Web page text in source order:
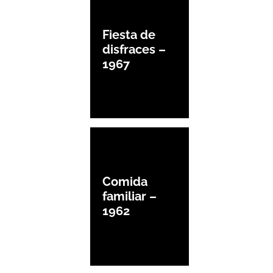
Fiesta de
disfraces –
1967
Comida
familiar –
1962